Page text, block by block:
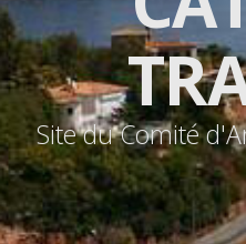
Site du Comité